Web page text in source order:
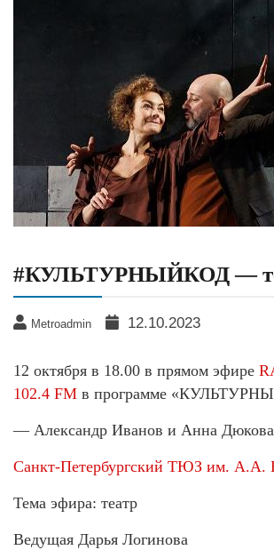
#КУЛЬТУРНЫЙКОД —
Metroadmin 12.10.2023
12 октября в 18.00 в прямом эфире
102.4 FM в программе
— Александр Иванов и Анна Дюкова
Санкт-Петербургский ТЮЗ им. А.А.
Тема эфира: театр
Ведущая Дарья Логинова